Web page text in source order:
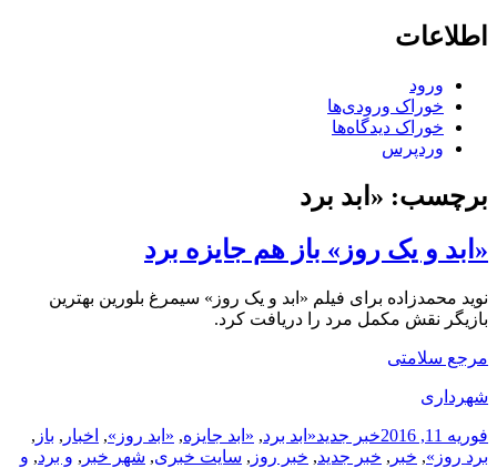
اطلاعات
ورود
خوراک ورودی‌ها
خوراک دیدگاه‌ها
وردپرس
برچسب: «ابد برد
«ابد و یک روز» باز هم جایزه برد
نوید محمدزاده برای فیلم «ابد و یک روز» سیمرغ بلورین بهترین
بازیگر نقش مکمل مرد را دریافت کرد.
مرجع سلامتی
شهرداری
ارسال
شده
فوریه 11, 2016 نویسنده
دسته‌ها
خبر جدیدبرچسب‌ها
«ابد برد, «ابد جایزه, «ابد روز», اخبار , باز ,
برد روز», خبر , خبر جدید, خبر روز , سایت خبری, شهر خبر , و برد, و